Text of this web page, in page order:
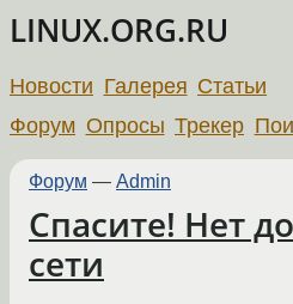
LINUX.ORG.RU
Новости Галерея Статьи
Форум Опросы Трекер
Форум — Admin
Спасите! Нет
сети